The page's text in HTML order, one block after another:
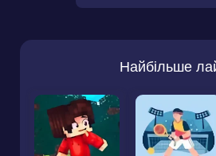
Найбільше